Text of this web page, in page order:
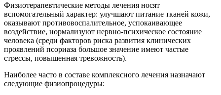
Физиотерапевтические методы лечения носят
вспомогательный характер: улучшают питание тканей кожи,
оказывают противовоспалительное, успокаивающее
воздействие, нормализуют нервно-психическое состояние
человека (среди факторов риска развития клинических
проявлений псориаза большое значение имеют частые
стрессы, повышенная тревожность).
Наиболее часто в составе комплексного лечения назначают
следующие физиопроцедуры: